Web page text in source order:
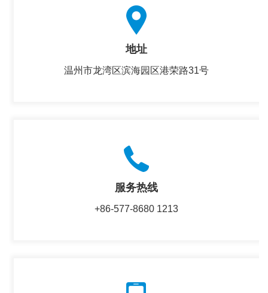
地址
温州市龙湾区滨海园区港荣路31号
服务热线
+86-577-8680 1213